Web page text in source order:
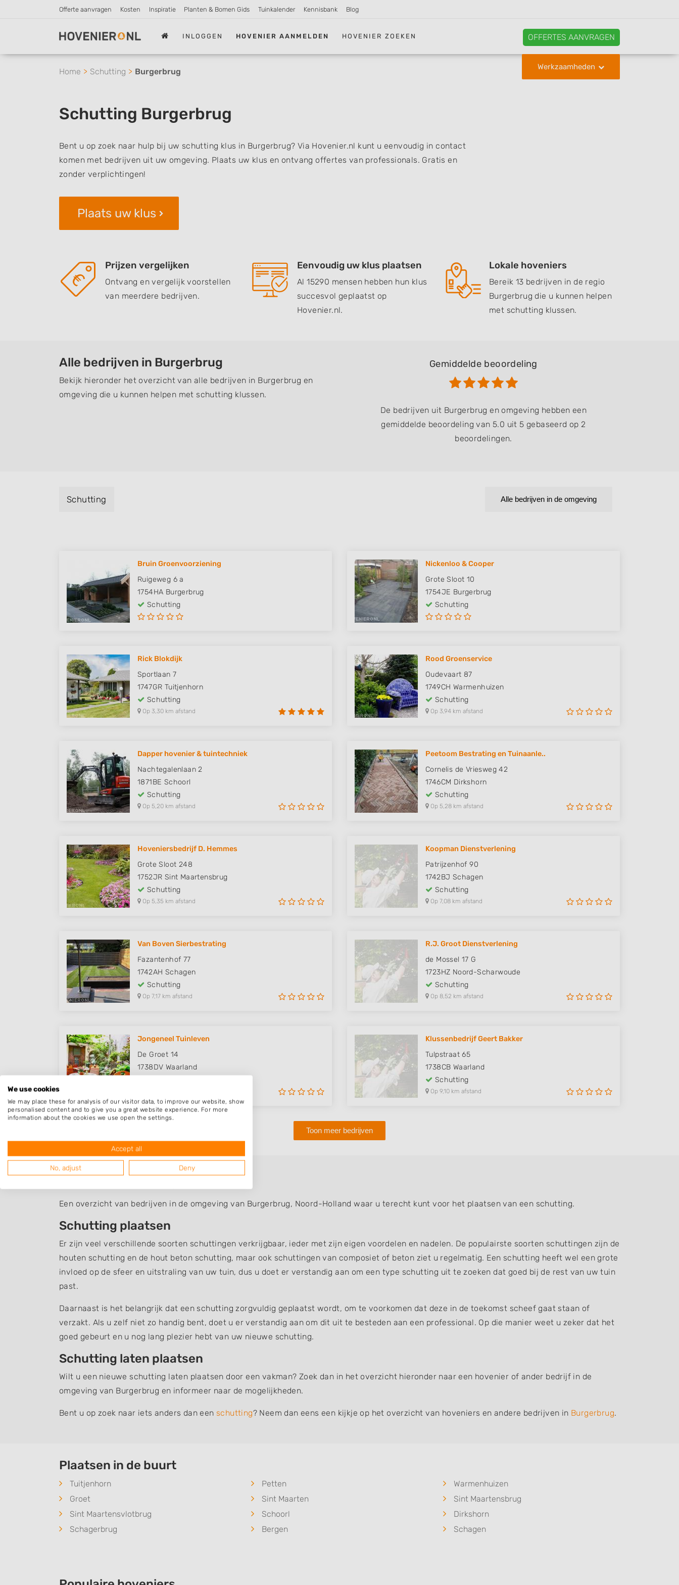
Offerte aanvragen Kosten Inspiratie Planten & Bomen Gids Tuinkalender Kennisbank Blog
INLOGGEN HOVENIER AANMELDEN HOVENIER ZOEKEN OFFERTES AANVRAGEN
Werkzaamheden
Home Schutting Burgerbrug
Schutting Burgerbrug
Bent u op zoek naar hulp bij uw schutting klus in Burgerbrug? Via Hovenier.nl kunt u eenvoudig in contact
komen met bedrijven uit uw omgeving. Plaats uw klus en ontvang offertes van professionals. Gratis en
zonder verplichtingen!
Plaats uw klus
Prijzen vergelijken
Ontvang en vergelijk voorstellen
van meerdere bedrijven.
Eenvoudig uw klus plaatsen
Al 15290 mensen hebben hun klus
succesvol geplaatst op
Hovenier.nl.
Lokale hoveniers
Bereik 13 bedrijven in de regio
Burgerbrug die u kunnen helpen
met schutting klussen.
Alle bedrijven in Burgerbrug
Bekijk hieronder het overzicht van alle bedrijven in Burgerbrug en
omgeving die u kunnen helpen met schutting klussen.
Gemiddelde beoordeling
De bedrijven uit Burgerbrug en omgeving hebben een
gemiddelde beoordeling van 5.0 uit 5 gebaseerd op 2
beoordelingen.
Schutting Alle bedrijven in de omgeving
Bruin Groenvoorziening
Ruigeweg 6 a
1754HA Burgerbrug
Schutting
Nickenloo & Cooper
Grote Sloot 10
1754JE Burgerbrug
Schutting
Rick Blokdijk
Sportlaan 7
1747GR Tuitjenhorn
Schutting
Op 3,30 km afstand
Rood Groenservice
Oudevaart 87
1749CH Warmenhuizen
Schutting
Op 3,94 km afstand
Dapper hovenier & tuintechniek
Nachtegalenlaan 2
1871BE Schoorl
Schutting
Op 5,20 km afstand
Peetoom Bestrating en Tuinaanle..
Cornelis de Vriesweg 42
1746CM Dirkshorn
Schutting
Op 5,28 km afstand
Hoveniersbedrijf D. Hemmes
Grote Sloot 248
1752JR Sint Maartensbrug
Schutting
Op 5,35 km afstand
Koopman Dienstverlening
Patrijzenhof 90
1742BJ Schagen
Schutting
Op 7,08 km afstand
Van Boven Sierbestrating
Fazantenhof 77
1742AH Schagen
Schutting
Op 7,17 km afstand
R.J. Groot Dienstverlening
de Mossel 17 G
1723HZ Noord-Scharwoude
Schutting
Op 8,52 km afstand
Jongeneel Tuinleven
De Groet 14
1738DV Waarland
Klussenbedrijf Geert Bakker
Tulpstraat 65
1738CB Waarland
Schutting
Op 9,10 km afstand
Toon meer bedrijven
Schutting Burgerbrug
Een overzicht van bedrijven in de omgeving van Burgerbrug, Noord-Holland waar u terecht kunt voor het plaatsen van een schutting.
Schutting plaatsen
Er zijn veel verschillende soorten schuttingen verkrijgbaar, ieder met zijn eigen voordelen en nadelen. De populairste soorten schuttingen zijn de
houten schutting en de hout beton schutting, maar ook schuttingen van composiet of beton ziet u regelmatig. Een schutting heeft wel een grote
invloed op de sfeer en uitstraling van uw tuin, dus u doet er verstandig aan om een type schutting uit te zoeken dat goed bij de rest van uw tuin
past.
Daarnaast is het belangrijk dat een schutting zorgvuldig geplaatst wordt, om te voorkomen dat deze in de toekomst scheef gaat staan of
verzakt. Als u zelf niet zo handig bent, doet u er verstandig aan om dit uit te besteden aan een professional. Op die manier weet u zeker dat het
goed gebeurt en u nog lang plezier hebt van uw nieuwe schutting.
Schutting laten plaatsen
Wilt u een nieuwe schutting laten plaatsen door een vakman? Zoek dan in het overzicht hieronder naar een hovenier of ander bedrijf in de
omgeving van Burgerbrug en informeer naar de mogelijkheden.
Bent u op zoek naar iets anders dan een schutting? Neem dan eens een kijkje op het overzicht van hoveniers en andere bedrijven in Burgerbrug.
Plaatsen in de buurt
Tuitjenhorn Petten
Warmenhuizen
Groet
Sint Maarten
Sint Maartensbrug
Sint Maartensvlotbrug
Schoorl
Dirkshorn
Schagerbrug
Bergen Schagen
We use cookies
We may place these for analysis of our visitor data, to improve our website, show
personalised content and to give you a great website experience. For more
information about the cookies we use open the settings.
Accept all
No, adjust Deny